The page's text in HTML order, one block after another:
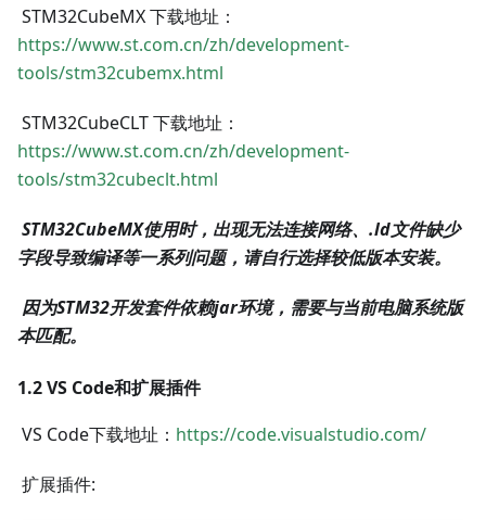
​ STM32CubeMX 下载地址：
https://www.st.com.cn/zh/development-
tools/stm32cubemx.html
​ STM32CubeCLT 下载地址：
https://www.st.com.cn/zh/development-
tools/stm32cubeclt.html
STM32CubeMX使用时，出现无法连接网络、.ld文件缺少
字段导致编译等一系列问题，请自行选择较低版本安装。
因为STM32开发套件依赖jar环境，需要与当前电脑系统版
本匹配。
1.2 VS Code和扩展插件
​ VS Code下载地址： https://code.visualstudio.com/
​ 扩展插件: